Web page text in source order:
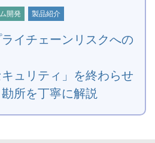
開発 製品紹介
イチェーンリスクへの
キュリティ」を終わらせ
所を丁寧に解説